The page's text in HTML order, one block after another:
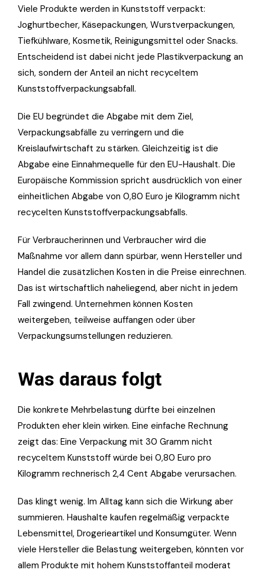
Viele Produkte werden in Kunststoff verpackt:
Joghurtbecher, Käsepackungen, Wurstverpackungen,
Tiefkühlware, Kosmetik, Reinigungsmittel oder Snacks.
Entscheidend ist dabei nicht jede Plastikverpackung an
sich, sondern der Anteil an nicht recyceltem
Kunststoffverpackungsabfall.
Die EU begründet die Abgabe mit dem Ziel,
Verpackungsabfälle zu verringern und die
Kreislaufwirtschaft zu stärken. Gleichzeitig ist die
Abgabe eine Einnahmequelle für den EU-Haushalt. Die
Europäische Kommission spricht ausdrücklich von einer
einheitlichen Abgabe von 0,80 Euro je Kilogramm nicht
recycelten Kunststoffverpackungsabfalls.
Für Verbraucherinnen und Verbraucher wird die
Maßnahme vor allem dann spürbar, wenn Hersteller und
Handel die zusätzlichen Kosten in die Preise einrechnen.
Das ist wirtschaftlich naheliegend, aber nicht in jedem
Fall zwingend. Unternehmen können Kosten
weitergeben, teilweise auffangen oder über
Verpackungsumstellungen reduzieren.
Was daraus folgt
Die konkrete Mehrbelastung dürfte bei einzelnen
Produkten eher klein wirken. Eine einfache Rechnung
zeigt das: Eine Verpackung mit 30 Gramm nicht
recyceltem Kunststoff würde bei 0,80 Euro pro
Kilogramm rechnerisch 2,4 Cent Abgabe verursachen.
Das klingt wenig. Im Alltag kann sich die Wirkung aber
summieren. Haushalte kaufen regelmäßig verpackte
Lebensmittel, Drogerieartikel und Konsumgüter. Wenn
viele Hersteller die Belastung weitergeben, könnten vor
allem Produkte mit hohem Kunststoffanteil moderat